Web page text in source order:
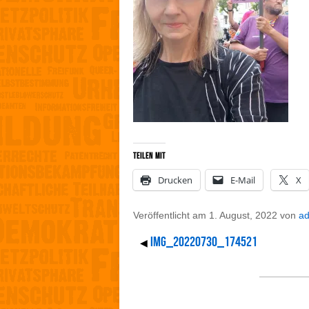
Teilen mit
Drucken E-Mail X
Veröffentlicht am 1. August, 2022 von
◀ IMG_20220730_174521